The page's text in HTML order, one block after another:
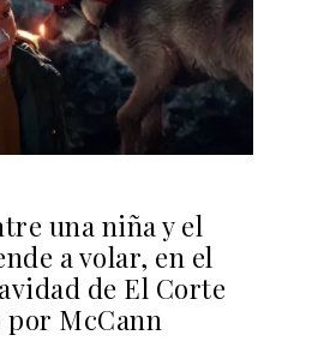
una niña y el
a volar, en el
de El Corte
McCann